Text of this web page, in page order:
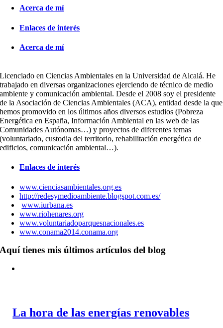
Acerca de mí
Enlaces de interés
Acerca de mí
Licenciado en Ciencias Ambientales en la Universidad de Alcalá. He
trabajado en diversas organizaciones ejerciendo de técnico de medio
ambiente y comunicación ambiental. Desde el 2008 soy el presidente
de la Asociación de Ciencias Ambientales (ACA), entidad desde la que
hemos promovido en los últimos años diversos estudios (Pobreza
Energética en España, Información Ambiental en las web de las
Comunidades Autónomas…) y proyectos de diferentes temas
(voluntariado, custodia del territorio, rehabilitación energética de
edificios, comunicación ambiental…).
Enlaces de interés
www.cienciasambientales.org.es
http://redesymedioambiente.blogspot.com.es/
www.iurbana.es
www.riohenares.org
www.voluntariadoparquesnacionales.es
www.conama2014.conama.org
Aquí tienes mis últimos artículos del blog
La hora de las energías renovables